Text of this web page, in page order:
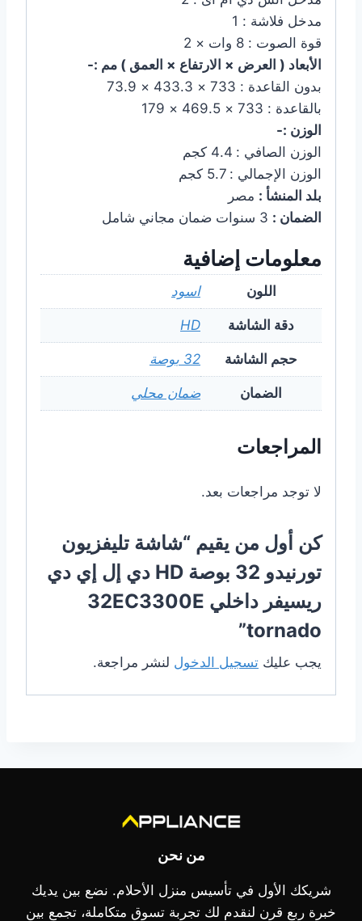
مدخل فلاشة : 1
قوة الصوت : 8 وات × 2
الأبعاد ( العرض × الارتفاع × العمق ) مم :-
بدون القاعدة : 733 × 433.3 × 73.9
بالقاعدة : 733 × 469.5 × 179
الوزن :-
الوزن الصافي : 4.4 كجم
الوزن الإجمالي : 5.7 كجم
بلد المنشأ : مصر
الضمان :
معلومات إضافية
اللون اسود
دقة الشاشة HD
حجم الشاشة 32 بوصة
الضمان ضمان محلي
المراجعات
لا توجد مراجعات بعد.
كن أول من يقيم “شاشة تليفزيون
تورنيدو 32 بوصة HD دي إل إي دي
ريسيفر داخلي 32EC3300E
tornado”
يجب عليك تسجيل الدخول لنشر مراجعة.
من نحن
شريكك الأول في تأسيس منزل الأحلام. نضع بين يديك
خبرة ربع قرن لنقدم لك تجربة تسوق متكاملة، تجمع بين